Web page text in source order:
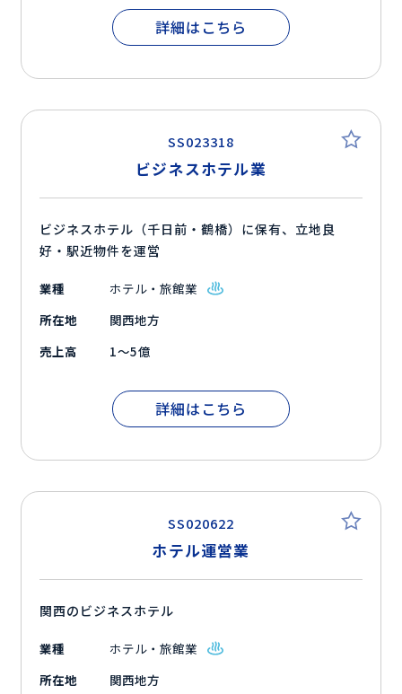
詳細はこちら
SS023318
ビジネスホテル業
ビジネスホテル（千日前・鶴橋）に保有、立地良
好・駅近物件を運営
業種
ホテル・旅館業
所在地
関西地方
売上高
1～5億
詳細はこちら
SS020622
ホテル運営業
関西のビジネスホテル
業種
ホテル・旅館業
所在地
関西地方